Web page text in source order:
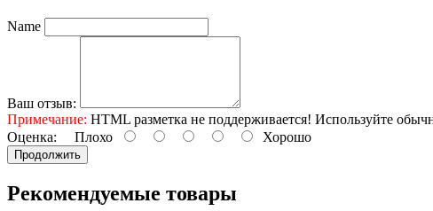
Name
Ваш отзыв:
Примечание: HTML разметка не поддерживается! Используйте
Оценка: Плохо Хорошо
Продолжить
Рекомендуемые товары